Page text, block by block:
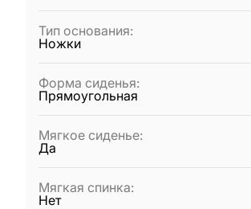
Тип основания:
Ножки
Форма сиденья:
Прямоугольная
Мягкое сиденье:
Да
Мягкая спинка:
Нет